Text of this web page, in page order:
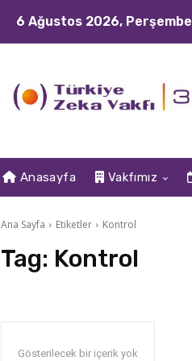
6 Ağustos 2026, Perşembe
Anasayfa Vakfımız
Ana Sayfa Etiketler Kontrol
Tag: Kontrol
Gösterilecek bir içerik yok